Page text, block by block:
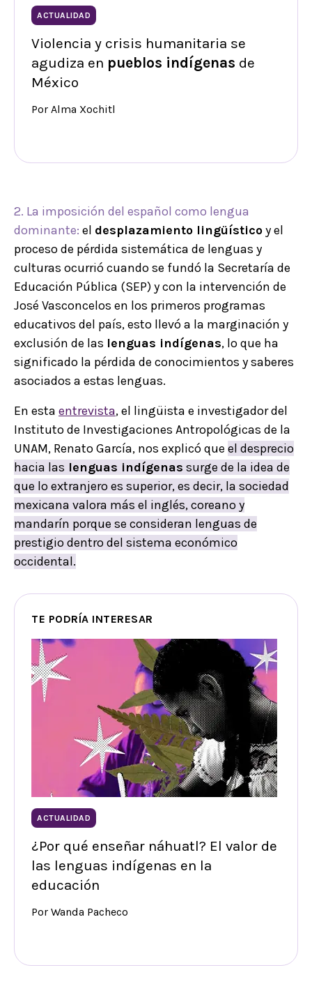
ACTUALIDAD
Violencia y crisis humanitaria se
agudiza en pueblos indígenas de
México
Por Alma Xochitl
2. La imposición del español como lengua
dominante: el desplazamiento lingüísticoy el
proceso de pérdida sistemática de lenguas y
culturas ocurrió cuando se fundó la Secretaría de
Educación Pública (SEP) y con la intervención de
José Vasconcelos en los primeros programas
educativos del país, esto llevó a la marginación y
exclusión de las lenguas indígenas, lo que ha
significado la pérdida de conocimientos y saberes
asociados a estas lenguas.
En esta entrevista, el lingüista e investigador del
Instituto de Investigaciones Antropológicas de la
UNAM, Renato García, nos explicó que el desprecio
hacia las lenguas indígenas surge de la idea de
que lo extranjero es superior, es decir, la sociedad
mexicana valora más el inglés, coreano y
mandarín porque se consideran lenguas de
prestigio dentro del sistema económico
occidental.
TE PODRÍA INTERESAR
ACTUALIDAD
¿Por qué enseñar náhuatl? El valor de
las lenguas indígenas en la
educación
Por Wanda Pacheco